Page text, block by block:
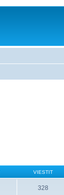
VIESTIT
328